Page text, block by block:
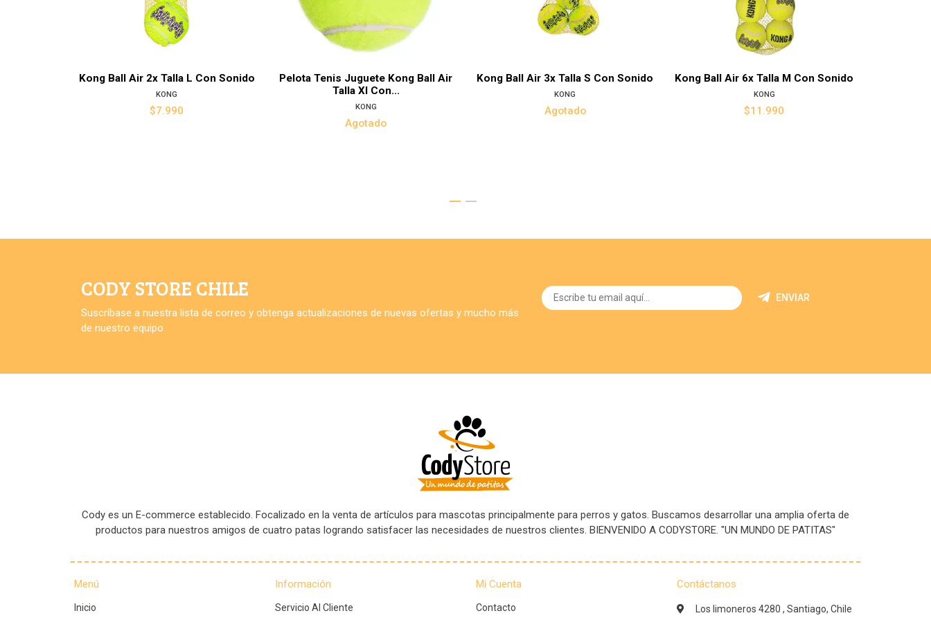
Kong Ball Air 2x Talla L Con Sonido
KONG
$7.990
Pelota Tenis Juguete Kong Ball Air
Talla Xl Con...
KONG
Agotado
Kong Ball Air 3x Talla S Con Sonido
KONG
Agotado
Kong Ball Air 6x Talla M Con Sonido
KONG
$11.990
CODY STORE CHILE
Suscríbase a nuestra lista de correo y obtenga actualizaciones de nuevas ofertas y mucho más
de nuestro equipo.
ENVIAR
Cody es un E-commerce establecido. Focalizado en la venta de artículos para mascotas principalmente para perros y gatos. Buscamos desarrollar una amplia oferta de
productos para nuestros amigos de cuatro patas logrando satisfacer las necesidades de nuestros clientes. BIENVENIDO A CODYSTORE. "UN MUNDO DE PATITAS"
Menú
Inicio
Información
Servicio Al Cliente
Mi Cuenta
Contacto
Contáctanos
Los limoneros 4280 , Santiago, Chile